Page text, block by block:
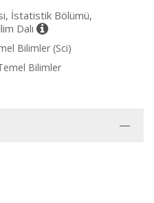
İstatistik Bölümü,
Dalı
Bilimler (Sci)
Bilimler